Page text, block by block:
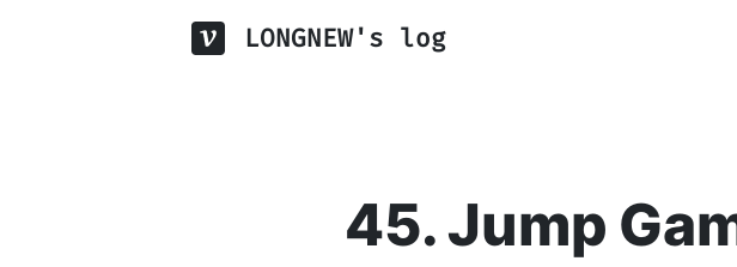
LONGNEW's log
45. Jump